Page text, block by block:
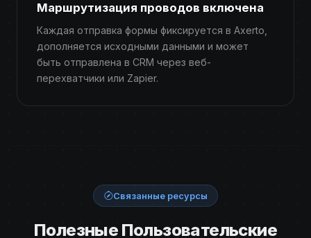
Маршрутизация проводов включена
Каждая отправка формы фиксируется в Axerto,
дополняется исходными данными и может
быть отправлена ​​в CRM через веб-
перехватчики или Zapier.
Связанные ресурсы
Полезные Пользовательские